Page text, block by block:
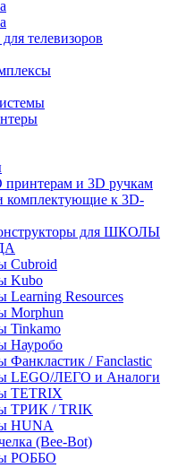
телевизоров
принтерам и 3D ручкам
комплектующие к 3D-
для ШКОЛЫ
Cubroid
Kubo
Learning Resources
Morphun
Tinkamo
Науробо
Фанкластик / Fanclastic
LEGO/ЛЕГО и Аналоги
TETRIX
ТРИК / TRIK
HUNA
(Bee-Bot)
РОББО